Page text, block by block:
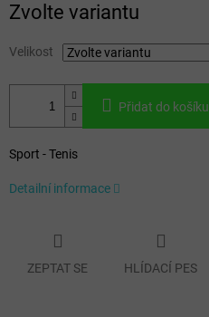
cena:
Zvolte variantu
Velikost
Přidat do košíku
Sport - Tenis
Detailní informace
ZEPTAT SE HLÍDACÍ PES